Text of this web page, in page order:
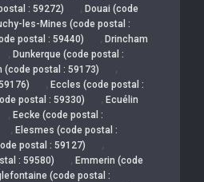
: 59272) , Douai (code
les-Mines (code postal :
postal : 59440) , Drincham
, Dunkerque (code postal :
(code postal : 59173) ,
, Eccles (code postal :
postal : 59330) , Ecuélin
, Eecke (code postal :
, Elesmes (code postal :
postal : 59127) ,
: 59580) , Emmerin (code
(code postal :